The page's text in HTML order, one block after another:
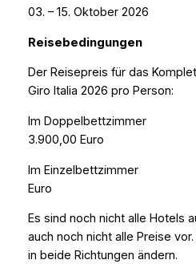
03. – 15. Oktober 2026
Reisebedingungen
Der Reisepreis für das
Giro Italia 2026 pro Person:
Im
3.900,00 Euro
Im
Euro
Es sind noch nicht alle Hotels
auch noch nicht alle Preise
in beide Richtungen ändern.